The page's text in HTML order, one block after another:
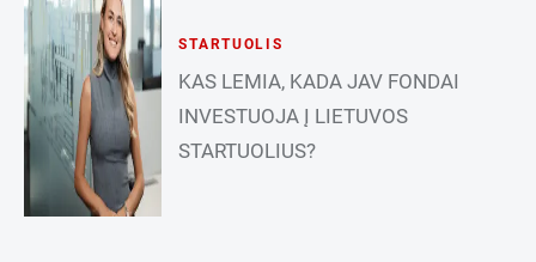
STARTUOLIS
KAS LEMIA, KADA JAV FONDAI
INVESTUOJA Į LIETUVOS
STARTUOLIUS?